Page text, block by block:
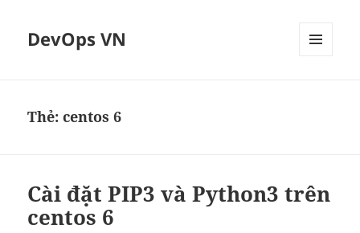
DevOps VN
Thẻ:centos 6
Cài đặt PIP3 và Python3 trên
centos 6